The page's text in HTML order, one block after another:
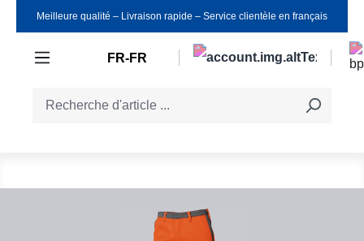
Passer au contenu principal
Meilleure qualité ‒ Livraison rapide ‒ Service clientèle en français
FR-FR